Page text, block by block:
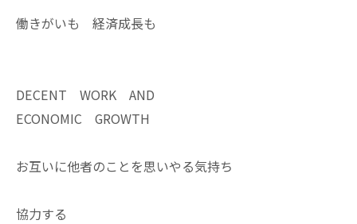
働きがいも 経済成長も
DECENT WORK AND
ECONOMIC GROWTH
お互いに他者のことを思いやる気持ち
協力する